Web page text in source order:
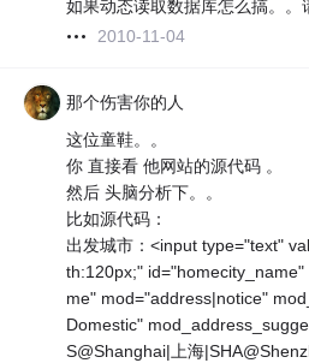
如果动态读取数据库怎么搞。。
2010-11-04
那个伤害你的人
这位童鞋。。
你 直接看 他网站的源代码 。
然后 头脑分析下。。
比如源代码：
出发城市：<input type="text"
th:120px;"
me" mod="address|notice"
Domestic"
S@Shanghai|上海